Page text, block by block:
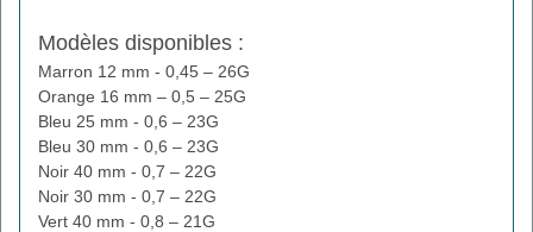
Modèles disponibles :
Marron 12 mm - 0,45 – 26G
Orange 16 mm – 0,5 – 25G
Bleu 25 mm - 0,6 – 23G
Bleu 30 mm - 0,6 – 23G
Noir 40 mm - 0,7 – 22G
Noir 30 mm - 0,7 – 22G
Vert 40 mm - 0,8 – 21G